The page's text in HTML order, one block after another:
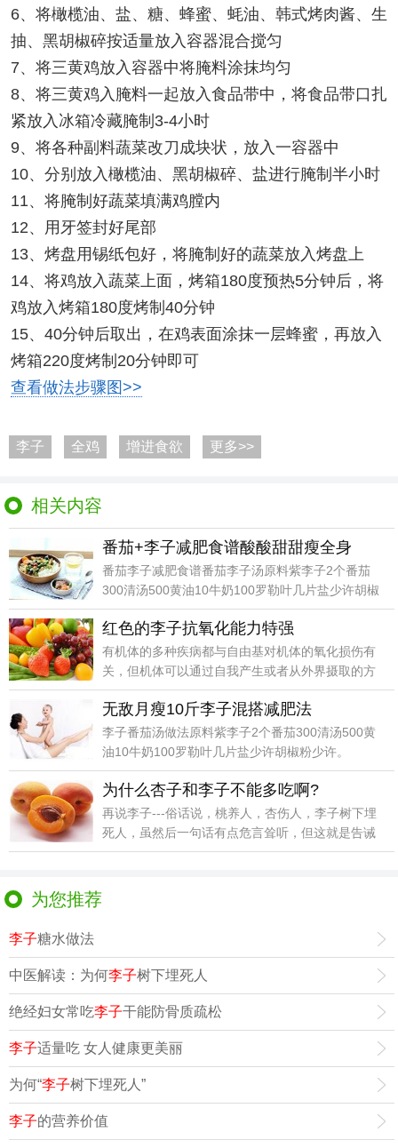
6、将橄榄油、盐、糖、蜂蜜、蚝油、韩式烤肉酱、生
抽、黑胡椒碎按适量放入容器混合搅匀
7、将三黄鸡放入容器中将腌料涂抹均匀
8、将三黄鸡入腌料一起放入食品带中，将食品带口扎
紧放入冰箱冷藏腌制3-4小时
9、将各种副料蔬菜改刀成块状，放入一容器中
10、分别放入橄榄油、黑胡椒碎、盐进行腌制半小时
11、将腌制好蔬菜填满鸡膛内
12、用牙签封好尾部
13、烤盘用锡纸包好，将腌制好的蔬菜放入烤盘上
14、将鸡放入蔬菜上面，烤箱180度预热5分钟后，将
鸡放入烤箱180度烤制40分钟
15、40分钟后取出，在鸡表面涂抹一层蜂蜜，再放入
烤箱220度烤制20分钟即可
查看做法步骤图>>
李子 全鸡 增进食欲 更多>>
相关内容
番茄+李子减肥食谱酸酸甜甜瘦全身
番茄李子减肥食谱番茄李子汤原料紫李子2个番茄
300清汤500黄油10牛奶100罗勒叶几片盐少许胡椒
粉
红色的李子抗氧化能力特强
有机体的多种疾病都与自由基对机体的氧化损伤有
关，但机体可以通过自我产生或者从外界摄取的方
式获得抗氧化
无敌月瘦10斤李子混搭减肥法
李子番茄汤做法原料紫李子2个番茄300清汤500黄
油10牛奶100罗勒叶几片盐少许胡椒粉少许。
为什么杏子和李子不能多吃啊?
再说李子---俗话说，桃养人，杏伤人，李子树下埋
死人，虽然后一句话有点危言耸听，但这就是告诫
人们，李
为您推荐
李子糖水做法
中医解读：为何李子树下埋死人
绝经妇女常吃李子干能防骨质疏松
李子适量吃 女人健康更美丽
为何“李子树下埋死人”
李子的营养价值